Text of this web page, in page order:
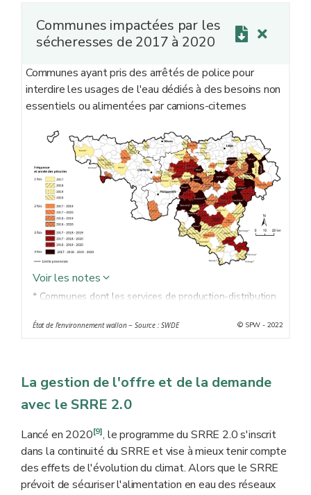
Communes impactées par les
sécheresses de 2017 à 2020
Communes ayant pris des arrêtés de police pour
interdire les usages de l'eau dédiés à des besoins non
essentiels ou alimentées par camions-citernes
Voir les notes
* Communes dont les services de production-distribution
eaux) ou par des intercommunales (AIEC : Association
CIESAC : Compagnie intercommunale des eaux de la
source Les Avins - Groupe Clavier, CILE : Compagnie
intercommunale liégeoise des eaux, INASEP :
Intercommunale namuroise de services publics, In BW :
Intercommunale du Brabant wallon).
** Communes qui gèrent leur production-distribution
d'eau de manière autonome.
État de l'environnement wallon − Source : SWDE © SPW - 2022
La gestion de l'offre et de la demande
avec le SRRE 2.0
Lancé en 2020[9], le programme du SRRE 2.0 s'inscrit
dans la continuité du SRRE et vise à mieux tenir compte
des effets de l'évolution du climat. Alors que le SRRE
prévoit de sécuriser l'alimentation en eau des réseaux